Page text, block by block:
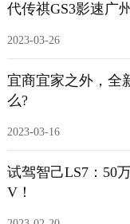
代传祺GS3影速广
2023-03-26
宜商宜家之外，全
么?
2023-03-16
试驾智己LS7：50
V！